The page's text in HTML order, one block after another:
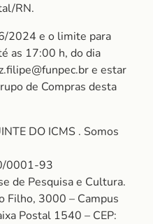
RN.
2024 e o limite para
as 17:00 h, do dia
e estar
de Compras desta
DO ICMS . Somos
0001-93
de Pesquisa e Cultura.
Filho, 3000 – Campus
Postal 1540 – CEP: